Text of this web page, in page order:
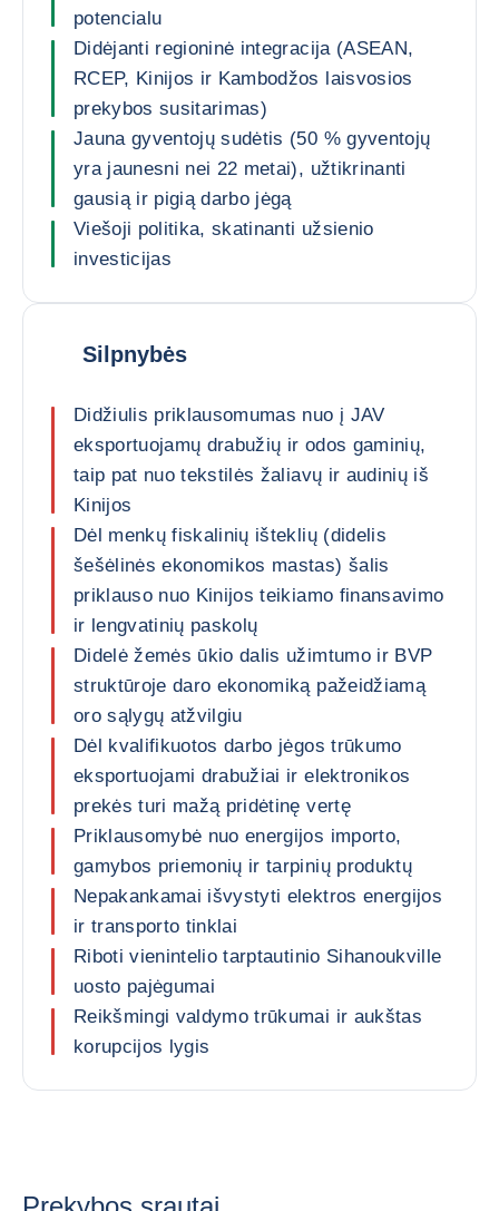
potencialu
Didėjanti regioninė integracija (ASEAN,
RCEP, Kinijos ir Kambodžos laisvosios
prekybos susitarimas)
Jauna gyventojų sudėtis (50 % gyventojų
yra jaunesni nei 22 metai), užtikrinanti
gausią ir pigią darbo jėgą
Viešoji politika, skatinanti užsienio
investicijas
Silpnybės
Didžiulis priklausomumas nuo į JAV
eksportuojamų drabužių ir odos gaminių,
taip pat nuo tekstilės žaliavų ir audinių iš
Kinijos
Dėl menkų fiskalinių išteklių (didelis
šešėlinės ekonomikos mastas) šalis
priklauso nuo Kinijos teikiamo finansavimo
ir lengvatinių paskolų
Didelė žemės ūkio dalis užimtumo ir BVP
struktūroje daro ekonomiką pažeidžiamą
oro sąlygų atžvilgiu
Dėl kvalifikuotos darbo jėgos trūkumo
eksportuojami drabužiai ir elektronikos
prekės turi mažą pridėtinę vertę
Priklausomybė nuo energijos importo,
gamybos priemonių ir tarpinių produktų
Nepakankamai išvystyti elektros energijos
ir transporto tinklai
Riboti vienintelio tarptautinio Sihanoukville
uosto pajėgumai
Reikšmingi valdymo trūkumai ir aukštas
korupcijos lygis